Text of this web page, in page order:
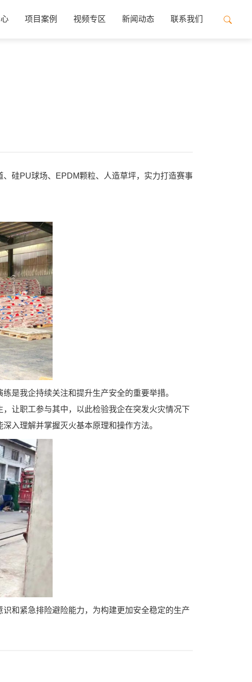
项目案例 视频专区 新闻动态 联系我们
硅PU球场、EPDM颗粒、人造草坪，实力打造赛事
是我企持续关注和提升生产安全的重要举措。
让职工参与其中，以此检验我企在突发火灾情况下
入理解并掌握灭火基本原理和操作方法。
和紧急排险避险能力，为构建更加安全稳定的生产